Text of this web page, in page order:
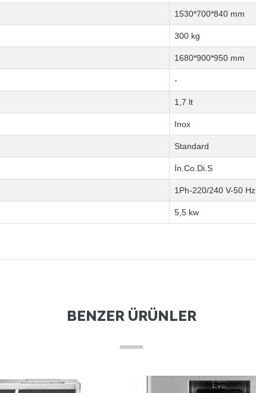
1530*700*840 mm
300 kg
1680*900*950 mm
-
1,7 lt
Inox
Standard
İn.Co.Di.S
1Ph-220/240 V-50 Hz
5,5 kw
BENZER ÜRÜNLER